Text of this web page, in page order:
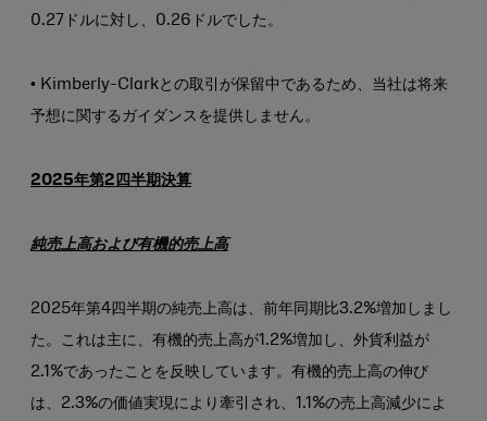
0.27ドルに対し、0.26ドルでした。
• Kimberly-Clarkとの取引が保留中であるため、当社は将来
予想に関するガイダンスを提供しません。
2025年第2四半期決算
純売上高および有機的売上高
2025年第4四半期の純売上高は、前年同期比3.2%増加しまし
た。これは主に、有機的売上高が1.2%増加し、外貨利益が
2.1%であったことを反映しています。有機的売上高の伸び
は、2.3%の価値実現により牽引され、1.1%の売上高減少によ